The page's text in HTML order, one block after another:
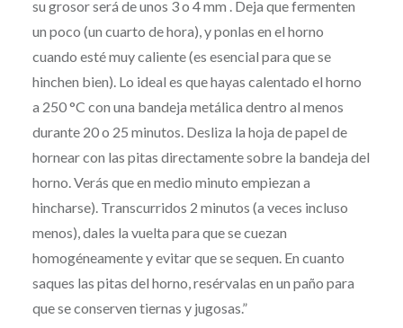
su grosor será de unos 3 o 4 mm . Deja que fermenten
un poco (un cuarto de hora), y ponlas en el horno
cuando esté muy caliente (es esencial para que se
hinchen bien). Lo ideal es que hayas calentado el horno
a 250 °C con una bandeja metálica dentro al menos
durante 20 o 25 minutos. Desliza la hoja de papel de
hornear con las pitas directamente sobre la bandeja del
horno. Verás que en medio minuto empiezan a
hincharse). Transcurridos 2 minutos (a veces incluso
menos), dales la vuelta para que se cuezan
homogéneamente y evitar que se sequen. En cuanto
saques las pitas del horno, resérvalas en un paño para
que se conserven tiernas y jugosas.”